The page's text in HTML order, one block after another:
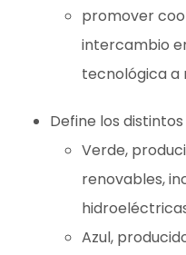
promover
intercambio
tecnológica a
Define los
Verde,
renovables,
Azul,